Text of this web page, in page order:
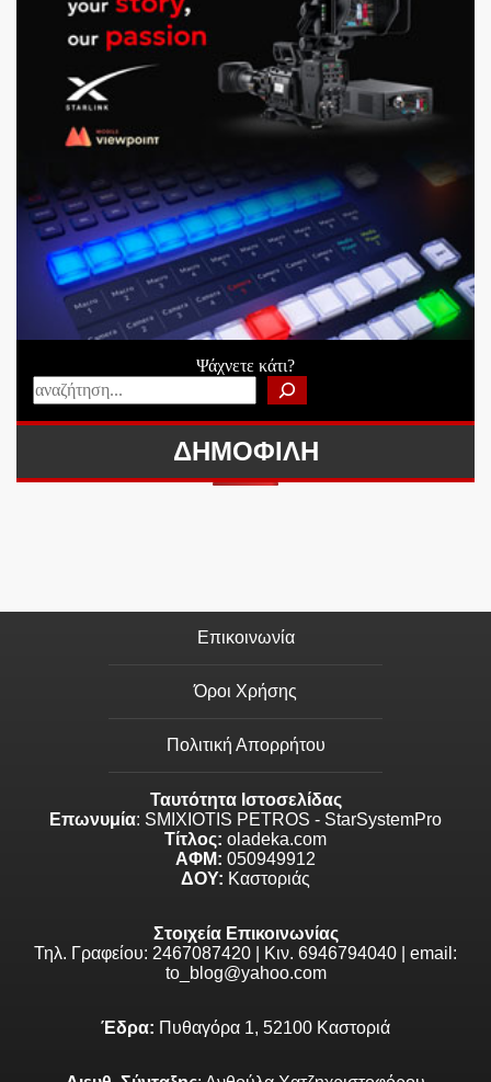
Ψάχνετε κάτι?
ΔΗΜΟΦΙΛΗ
Επικοινωνία
Όροι Χρήσης
Πολιτική Απορρήτου
Ταυτότητα Ιστοσελίδας
Επωνυμία: SMIXIOTIS PETROS - StarSystemPro
Τίτλος: oladeka.com
ΑΦΜ: 050949912
ΔΟΥ: Καστοριάς
Στοιχεία Επικοινωνίας
Τηλ. Γραφείου: 2467087420 | Κιν. 6946794040 | email:
to_blog@yahoo.com
Έδρα: Πυθαγόρα 1, 52100 Καστοριά